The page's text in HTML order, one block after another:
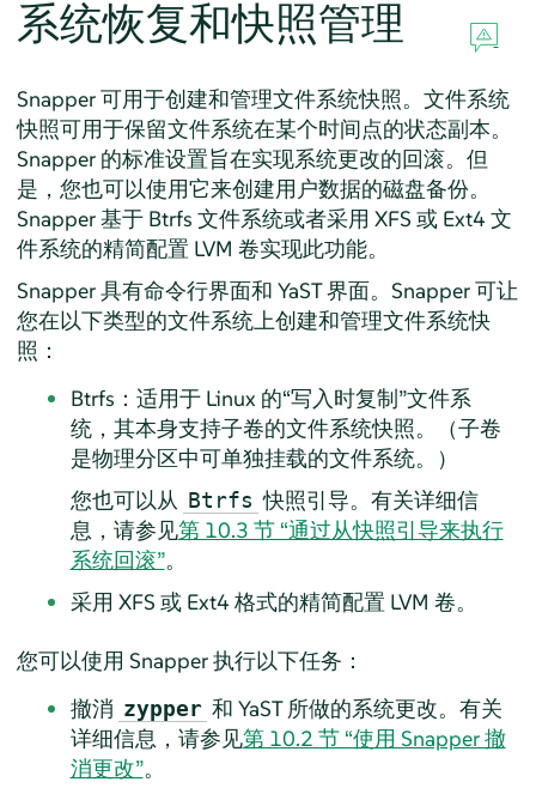
系统恢复和快照管理
Snapper 可用于创建和管理文件系统快照。文件系统
快照可用于保留文件系统在某个时间点的状态副本。
Snapper 的标准设置旨在实现系统更改的回滚。但
是，您也可以使用它来创建用户数据的磁盘备份。
Snapper 基于 Btrfs 文件系统或者采用 XFS 或 Ext4 文
件系统的精简配置 LVM 卷实现此功能。
Snapper 具有命令行界面和 YaST 界面。Snapper 可让
您在以下类型的文件系统上创建和管理文件系统快
照：
Btrfs：适用于 Linux 的“写入时复制”文件系
统，其本身支持子卷的文件系统快照。（子卷
是物理分区中可单独挂载的文件系统。）
您也可以从 Btrfs 快照引导。有关详细信
息，请参见第 10.3 节 “通过从快照引导来执行
系统回滚”。
采用 XFS 或 Ext4 格式的精简配置 LVM 卷。
您可以使用 Snapper 执行以下任务：
撤消 zypper 和 YaST 所做的系统更改。有关
详细信息，请参见第 10.2 节 “使用 Snapper 撤
消更改”。